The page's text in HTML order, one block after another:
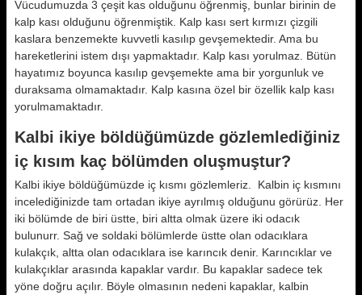
Vücudumuzda 3 çeşit kas olduğunu öğrenmiş, bunlar birinin de
kalp kası olduğunu öğrenmiştik. Kalp kası sert kırmızı çizgili
kaslara benzemekte kuvvetli kasılıp gevşemektedir. Ama bu
hareketlerini istem dışı yapmaktadır. Kalp kası yorulmaz. Bütün
hayatımız boyunca kasılıp gevşemekte ama bir yorgunluk ve
duraksama olmamaktadır. Kalp kasına özel bir özellik kalp kası
yorulmamaktadır.
Kalbi ikiye böldüğümüzde gözlemlediğiniz
iç kısım kaç bölümden oluşmuştur?
Kalbi ikiye böldüğümüzde iç kısmı gözlemleriz. Kalbin iç kısmını
incelediğinizde tam ortadan ikiye ayrılmış olduğunu görürüz. Her
iki bölümde de biri üstte, biri altta olmak üzere iki odacık
bulunurr. Sağ ve soldaki bölümlerde üstte olan odacıklara
kulakçık, altta olan odacıklara ise karıncık denir. Karıncıklar ve
kulakçıklar arasında kapaklar vardır. Bu kapaklar sadece tek
yöne doğru açılır. Böyle olmasının nedeni kapaklar, kalbin